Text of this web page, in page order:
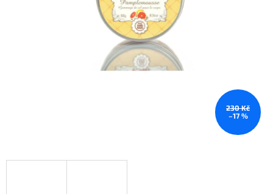
230 Kč
–17 %